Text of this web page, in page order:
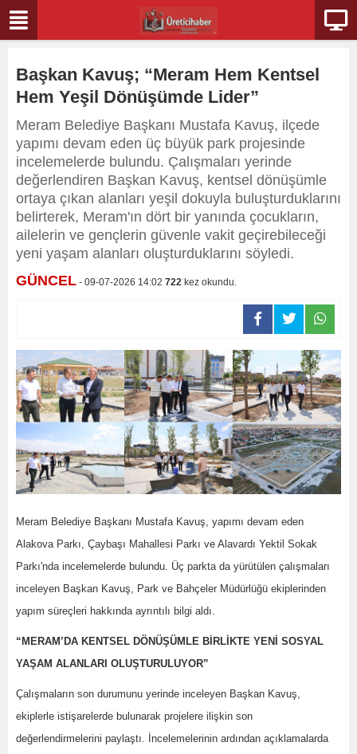
Başkan Kavuş; “Meram Hem Kentsel
Hem Yeşil Dönüşümde Lider”
Meram Belediye Başkanı Mustafa Kavuş, ilçede
yapımı devam eden üç büyük park projesinde
incelemelerde bulundu. Çalışmaları yerinde
değerlendiren Başkan Kavuş, kentsel dönüşümle
ortaya çıkan alanları yeşil dokuyla buluşturduklarını
belirterek, Meram'ın dört bir yanında çocukların,
ailelerin ve gençlerin güvenle vakit geçirebileceği
yeni yaşam alanları oluşturduklarını söyledi.
GÜNCEL - 09-07-2026 14:02 722 kez okundu.
Meram Belediye Başkanı Mustafa Kavuş, yapımı devam eden
Alakova Parkı, Çaybaşı Mahallesi Parkı ve Alavardı Yektil Sokak
Parkı'nda incelemelerde bulundu. Üç parkta da yürütülen çalışmaları
inceleyen Başkan Kavuş, Park ve Bahçeler Müdürlüğü ekiplerinden
yapım süreçleri hakkında ayrıntılı bilgi aldı.
“MERAM’DA KENTSEL DÖNÜŞÜMLE BİRLİKTE YENİ SOSYAL
YAŞAM ALANLARI OLUŞTURULUYOR”
Çalışmaların son durumunu yerinde inceleyen Başkan Kavuş,
ekiplerle istişarelerde bulunarak projelere ilişkin son
değerlendirmelerini paylaştı. İncelemelerinin ardından açıklamalarda